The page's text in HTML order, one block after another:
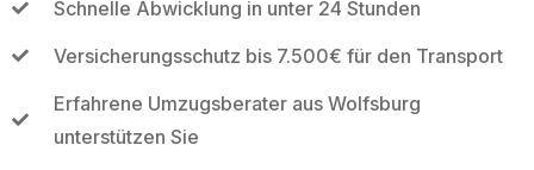
Schnelle Abwicklung in unter 24 Stunden
Versicherungsschutz bis 7.500€ für den Transport
Erfahrene Umzugsberater aus Wolfsburg
unterstützen Sie